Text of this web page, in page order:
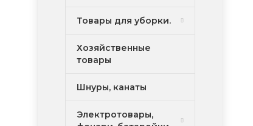
Товары для уборки.
Хозяйственные
товары
Шнуры, канаты
Электротовары,